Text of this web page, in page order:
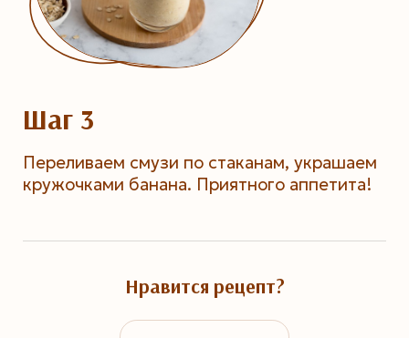
Шаг 3
Переливаем смузи по стаканам, украшаем
кружочками банана. Приятного аппетита!
Нравится рецепт?